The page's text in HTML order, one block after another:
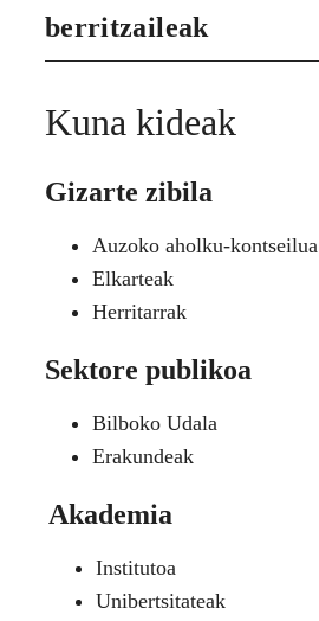
berritzaileak
Kuna kideak
Gizarte zibila
Auzoko aholku-kontseilua
Elkarteak
Herritarrak
Sektore publikoa
Bilboko Udala
Erakundeak
Akademia
Institutoa
Unibertsitateak